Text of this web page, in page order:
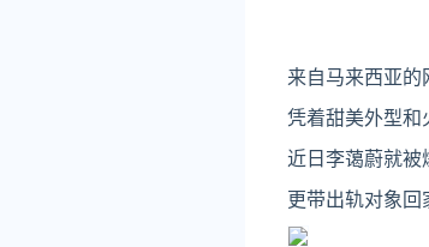
来自马来西亚的
凭着甜美外型和
近日李蔼蔚就被
更带出轨对象